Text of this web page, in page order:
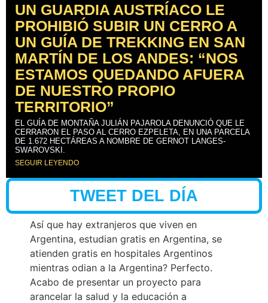
UN GUARDIA AUSTRÍACO LE
PROHIBIÓ SUBIR UN CERRO A
UN GUÍA DE TREKKING EN SAN
MARTÍN DE LOS ANDES: “NOS
ESTAMOS QUEDANDO AFUERA
DE NUESTRO PROPIO
TERRITORIO”
EL GUÍA DE MONTAÑA JULIÁN PAJAROLA DENUNCIÓ QUE LE
CERRARON EL PASO AL CERRO EZPELETA, EN UNA PARCELA
DE 1.672 HECTÁREAS A NOMBRE DE GERNOT LANGES-
SWAROVSKI.
SEGUIR LEYENDO
TWEET DEL DÍA
Así que hay extranjeros que viven en
Argentina, estudian gratis en Argentina, se
atienden gratis en hospitales Argentinos
mientras odian a la Argentina? Perfecto.
Acabo de presentar un proyecto para
arancelar la salud y la educación a